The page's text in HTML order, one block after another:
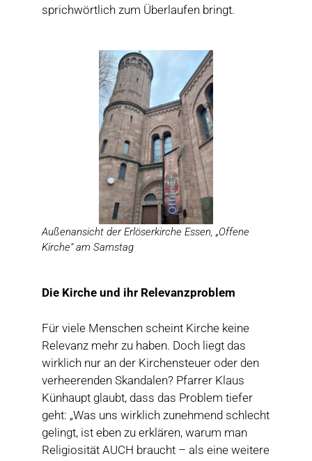
sprichwörtlich zum Überlaufen bringt.
Außenansicht der Erlöserkirche Essen, „Offene
Kirche“ am Samstag
Die Kirche und ihr Relevanzproblem
Für viele Menschen scheint Kirche keine
Relevanz mehr zu haben. Doch liegt das
wirklich nur an der Kirchensteuer oder den
verheerenden Skandalen? Pfarrer Klaus
Künhaupt glaubt, dass das Problem tiefer
geht: „Was uns wirklich zunehmend schlecht
gelingt, ist eben zu erklären, warum man
Religiosität AUCH braucht – als eine weitere